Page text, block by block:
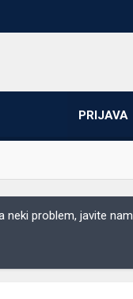
PRIJAVA
neki problem, javite nam